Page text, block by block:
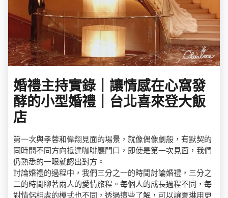
婚禮主持實錄｜讓情感在心窩發
酵的小型婚禮｜台北喜來登大飯
店
第一次與孝蓉和偉翔見面的場景，就像偶像劇般，有默契的
同時間不同方向抵達咖啡廳門口，即使是第一次見面，我們
仍熟悉的一眼就認出對方。
討論婚禮的過程中，我們三分之一的時間討論婚禮，三分之
二的時間聊著兩人的愛情旅程。每個人的成長過程不同，每
對情侶相處的模式也不同，透過這些了解，可以讓夏琳用更